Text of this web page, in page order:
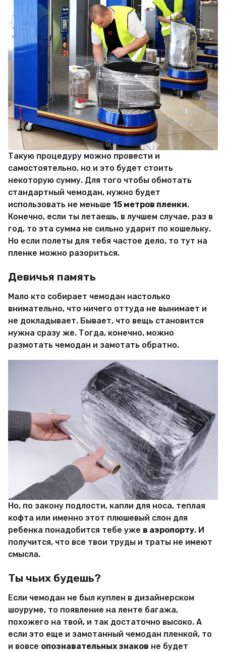
Такую процедуру можно провести и
самостоятельно, но и это будет стоить
некоторую сумму. Для того чтобы обмотать
стандартный чемодан, нужно будет
использовать не меньше 15 метров пленки.
Конечно, если ты летаешь, в лучшем случае, раз в
год, то эта сумма не сильно ударит по кошельку.
Но если полеты для тебя частое дело, то тут на
пленке можно разориться.
Девичья память
Мало кто собирает чемодан настолько
внимательно, что ничего оттуда не вынимает и
не докладывает. Бывает, что вещь становится
нужна сразу же. Тогда, конечно, можно
размотать чемодан и замотать обратно.
Но, по закону подлости, капли для носа, теплая
кофта или именно этот плюшевый слон для
ребенка понадобится тебе уже в аэропорту. И
получится, что все твои труды и траты не имеют
смысла.
Ты чьих будешь?
Если чемодан не был куплен в дизайнерском
шоуруме, то появление на ленте багажа,
похожего на твой, и так достаточно высоко. А
если это еще и замотанный чемодан пленкой, то
и вовсе опознавательных знаков не будет